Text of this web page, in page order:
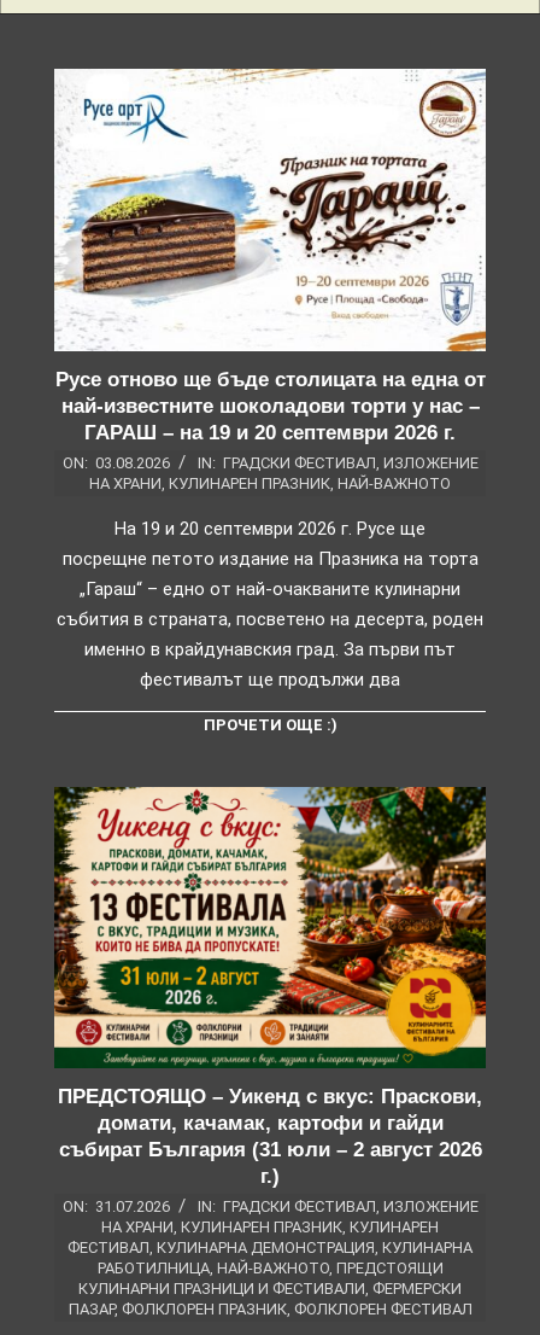
Русе отново ще бъде столицата на една от
най-известните шоколадови торти у нас –
ГАРАШ – на 19 и 20 септември 2026 г.
ON: 03.08.2026 IN: ГРАДСКИ ФЕСТИВАЛ ИЗЛОЖЕНИЕ
НА ХРАНИ КУЛИНАРЕН ПРАЗНИК НАЙ-ВАЖНОТО
На 19 и 20 септември 2026 г. Русе ще
посрещне петото издание на Празника на торта
„Гараш“ – едно от най-очакваните кулинарни
събития в страната, посветено на десерта, роден
именно в крайдунавския град. За първи път
фестивалът ще продължи два
ПРОЧЕТИ ОЩЕ :)
ПРЕДСТОЯЩО – Уикенд с вкус: Праскови,
домати, качамак, картофи и гайди
събират България (31 юли – 2 август 2026
г.)
ON: 31.07.2026 IN: ГРАДСКИ ФЕСТИВАЛ, ИЗЛОЖЕНИЕ
НА ХРАНИ, КУЛИНАРЕН ПРАЗНИК, КУЛИНАРЕН
ФЕСТИВАЛ, КУЛИНАРНА ДЕМОНСТРАЦИЯ, КУЛИНАРНА
РАБОТИЛНИЦА, НАЙ-ВАЖНОТО, ПРЕДСТОЯЩИ
КУЛИНАРНИ ПРАЗНИЦИ И ФЕСТИВАЛИ, ФЕРМЕРСКИ
ПАЗАР, ФОЛКЛОРЕН ПРАЗНИК, ФОЛКЛОРЕН ФЕСТИВАЛ